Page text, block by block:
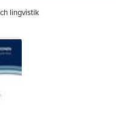
lingvistik